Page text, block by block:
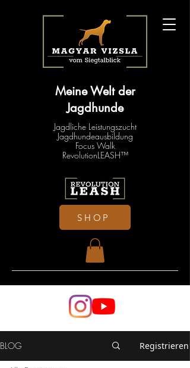
Meine Welt der
Jagdhunde
Jagdliche Leistungszucht
Jagdhundeausbildung
Focus Walk
RevolutionLEASH™
SHOP
BLOG Registrieren